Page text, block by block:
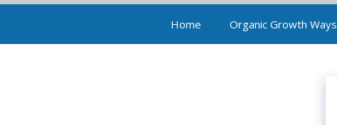
Home Organic Growth Ways